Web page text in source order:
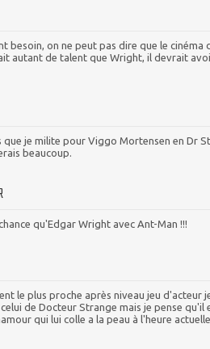
besoin, on ne peut pas dire que le cinéma
autant de talent que Wright, il devrait
que je milite pour Viggo Mortensen en Dr
beaucoup.
qu'Edgar Wright avec Ant-Man !!!
le plus proche après niveau jeu d'acteur
de Docteur Strange mais je pense qu'il
qui lui colle a la peau à l'heure actuelle